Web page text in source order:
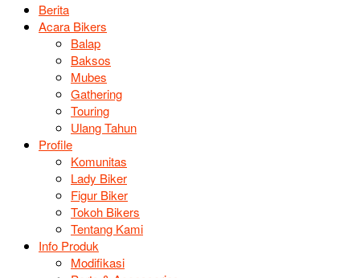
Berita
Acara Bikers
Balap
Baksos
Mubes
Gathering
Touring
Ulang Tahun
Profile
Komunitas
Lady Biker
Figur Biker
Tokoh Bikers
Tentang Kami
Info Produk
Modifikasi